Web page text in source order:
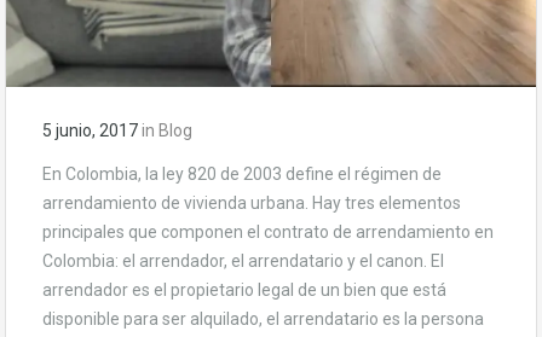
5 junio, 2017in Blog
En Colombia, la ley 820 de 2003 define el régimen de
arrendamiento de vivienda urbana. Hay tres elementos
principales que componen el contrato de arrendamiento en
Colombia: el arrendador, el arrendatario y el canon. El
arrendador es el propietario legal de un bien que está
disponible para ser alquilado, el arrendatario es la persona